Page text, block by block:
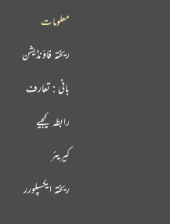
معلومات
ریختہ فاؤنڈیشن
بانی : تعارف
رابطہ کیجیے
کیریئر
ریختہ ایکسپلورر